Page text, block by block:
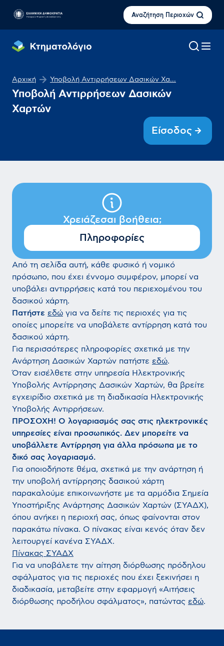
Αναζήτηση Περιοχών
Αρχική Υποβολή Αντιρρήσεων Δασικών Χα...
Υποβολή Αντιρρήσεων Δασικών
Χαρτών
Είσοδος
Χρειάζεσαι βοήθεια;
Πληροφορίες
Από τη σελίδα αυτή, κάθε φυσικό ή νομικό
πρόσωπο, που έχει έννομο συμφέρον, μπορεί να
υποβάλει αντιρρήσεις κατά του περιεχομένου του
δασικού χάρτη.
Πατήστε εδώ για να δείτε τις περιοχές για τις
οποίες μπορείτε να υποβάλετε αντίρρηση κατά του
δασικού χάρτη.
Για περισσότερες πληροφορίες σχετικά με την
Ανάρτηση Δασικών Χαρτών πατήστε εδώ.
Όταν εισέλθετε στην υπηρεσία Ηλεκτρονικής
Υποβολής Αντίρρησης Δασικών Χαρτών, θα βρείτε
εγχειρίδιο σχετικά με τη διαδικασία Ηλεκτρονικής
Υποβολής Αντιρρήσεων.
ΠΡΟΣΟΧΗ! Ο λογαριασμός σας στις ηλεκτρονικές
υπηρεσίες είναι προσωπικός. Δεν μπορείτε να
υποβάλλετε Αντίρρηση για άλλα πρόσωπα με το
δικό σας λογαριασμό.
Για οποιοδήποτε θέμα, σχετικά με την ανάρτηση ή
την υποβολή αντίρρησης δασικού χάρτη
παρακαλούμε επικοινωνήστε με τα αρμόδια Σημεία
Υποστήριξης Ανάρτησης Δασικών Χαρτών (ΣΥΑΔΧ),
όπου ανήκει η περιοχή σας, όπως φαίνονται στον
παρακάτω πίνακα. Ο πίνακας είναι κενός όταν δεν
λειτουργεί κανένα ΣΥΑΔΧ.
Πίνακας ΣΥΑΔΧ
Για να υποβάλετε την αίτηση διόρθωσης πρόδηλου
σφάλματος για τις περιοχές που έχει ξεκινήσει η
διαδικασία, μεταβείτε στην εφαρμογή «Αιτήσεις
διόρθωσης προδήλου σφάλματος», πατώντας εδώ.